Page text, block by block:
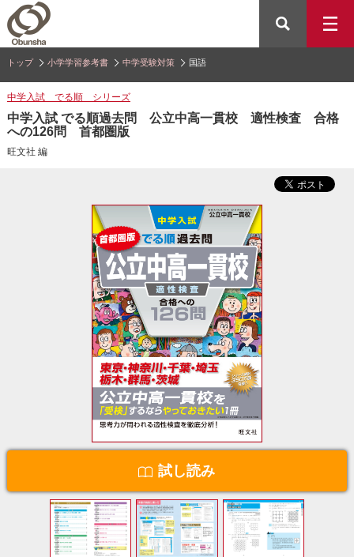
トップ 小学学習参考書 中学受験対策 国語
中学入試 でる順 シリーズ
中学入試 でる順過去問 公立中高一貫校 適性検査 合格
への126問 首都圏版
旺文社 編
試し読み